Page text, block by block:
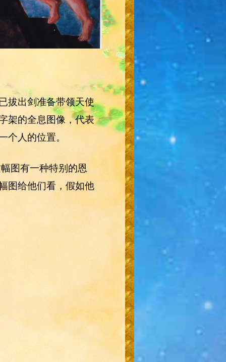
拔出剑准备带领天使
架的全息图像，代表
人的位置。
图有一种特别的恩
图给他们看，假如他